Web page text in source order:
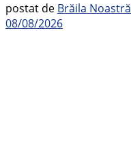
postat de Brăila Noastră
08/08/2026